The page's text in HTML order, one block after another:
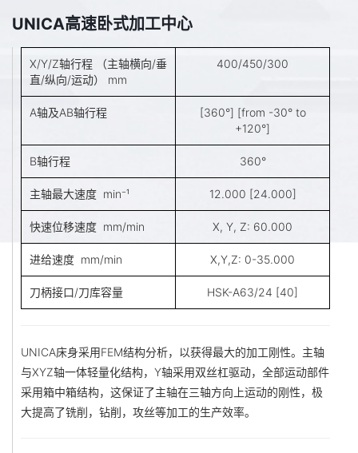
UNICA高速卧式加工中心
X/Y/Z轴行程 （主轴横向/垂
直/纵向/运动） mm
400/450/300
A轴及AB轴行程
[360°] [from -30° to
+120°]
B轴行程 360°
主轴最大速度 min⁻¹ 12.000 [24.000]
快速位移速度 mm/min X, Y, Z: 60.000
进给速度 mm/min X,Y,Z: 0-35.000
刀柄接口/刀库容量 HSK-A63/24 [40]
UNICA床身采用FEM结构分析，以获得最大的加工刚性。主轴
与XYZ轴一体轻量化结构，Y轴采用双丝杠驱动，全部运动部件
采用箱中箱结构，这保证了主轴在三轴方向上运动的刚性，极
大提高了铣削，钻削，攻丝等加工的生产效率。